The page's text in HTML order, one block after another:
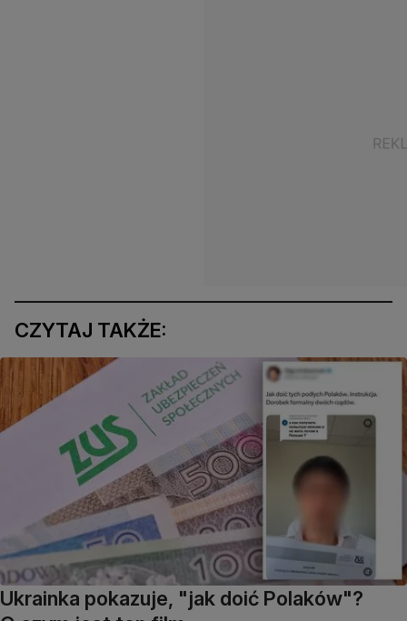
CZYTAJ TAKŻE:
Ukrainka pokazuje, "jak doić Polaków"?